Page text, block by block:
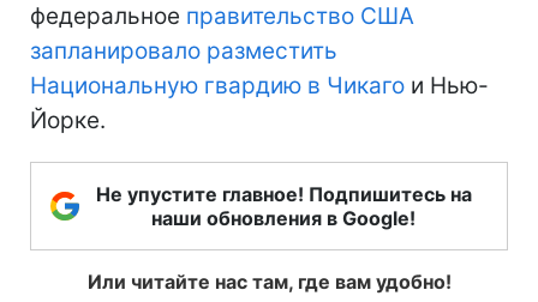
федеральное правительство США
запланировало разместить
Национальную гвардию в Чикаго и Нью-
Йорке.
Не упустите главное! Подпишитесь на
наши обновления в Google!
Или читайте нас там, где вам удобно!